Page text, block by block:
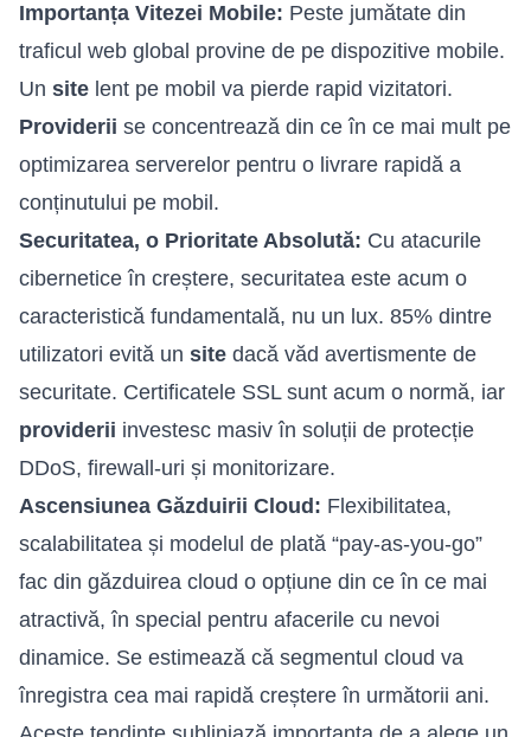
Importanța Vitezei Mobile: Peste jumătate din
traficul web global provine de pe dispozitive mobile.
Un site lent pe mobil va pierde rapid vizitatori.
Providerii se concentrează din ce în ce mai mult pe
optimizarea serverelor pentru o livrare rapidă a
conținutului pe mobil.
Securitatea, o Prioritate Absolută: Cu atacurile
cibernetice în creștere, securitatea este acum o
caracteristică fundamentală, nu un lux. 85% dintre
utilizatori evită un site dacă văd avertismente de
securitate. Certificatele SSL sunt acum o normă, iar
providerii investesc masiv în soluții de protecție
DDoS, firewall-uri și monitorizare.
Ascensiunea Găzduirii Cloud: Flexibilitatea,
scalabilitatea și modelul de plată “pay-as-you-go”
fac din găzduirea cloud o opțiune din ce în ce mai
atractivă, în special pentru afacerile cu nevoi
dinamice. Se estimează că segmentul cloud va
înregistra cea mai rapidă creștere în următorii ani.